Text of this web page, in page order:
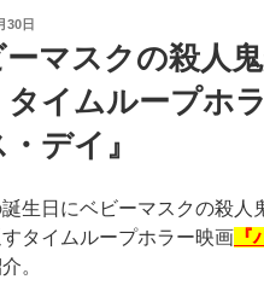
30日
マスクの殺人
タイムループホ
デイ』
生日にベビーマスクの殺人
タイムループホラー映画
。